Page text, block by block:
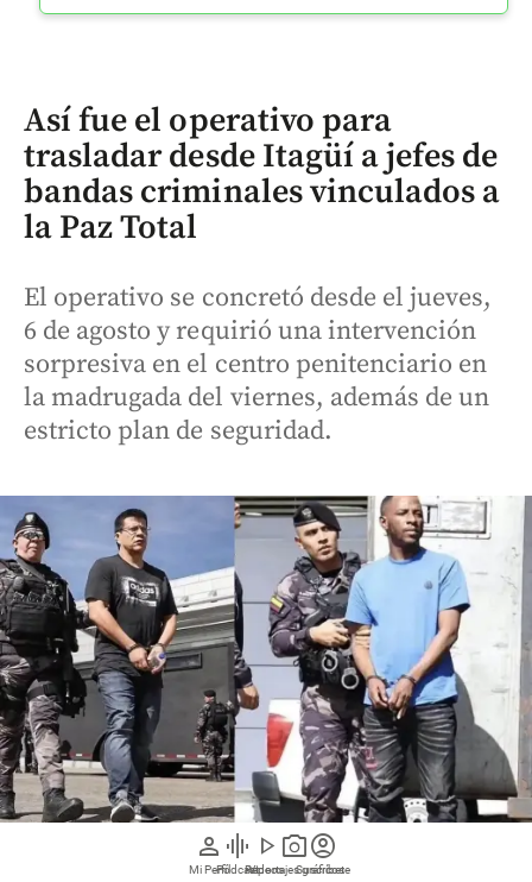
person
Mi Perfil
graphic_eq
Pódcast
play_arrow
Videos
photo_camera
Reportajes gráficos
account_circle
Suscríbete
Así fue el operativo para
trasladar desde Itagüí a jefes de
bandas criminales vinculados a
la Paz Total
El operativo se concretó desde el jueves,
6 de agosto y requirió una intervención
sorpresiva en el centro penitenciario en
la madrugada del viernes, además de un
estricto plan de seguridad.